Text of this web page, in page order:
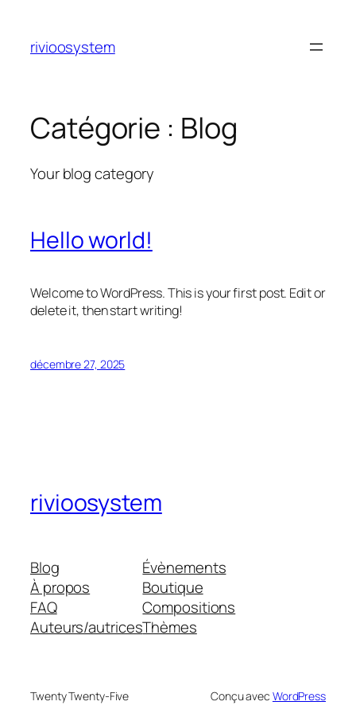
contenu
rivioosystem
Catégorie : Blog
Your blog category
Hello world!
Welcome to WordPress. This is your first post. Edit or
delete it, then start writing!
décembre 27, 2025
rivioosystem
Blog
À propos
FAQ
Auteurs/autrices
Évènements
Boutique
Compositions
Thèmes
Twenty Twenty-Five Conçu avec WordPress